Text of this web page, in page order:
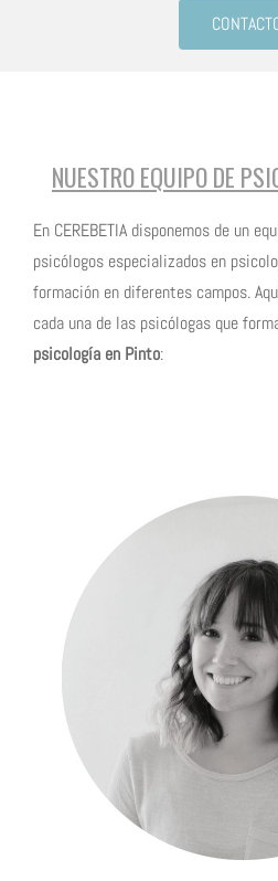
NUESTRO EQUIPO DE
En CEREBETIA disponemos de un
psicólogos especializados en
formación en diferentes campos.
cada una de las psicólogas que
psicología en Pinto: